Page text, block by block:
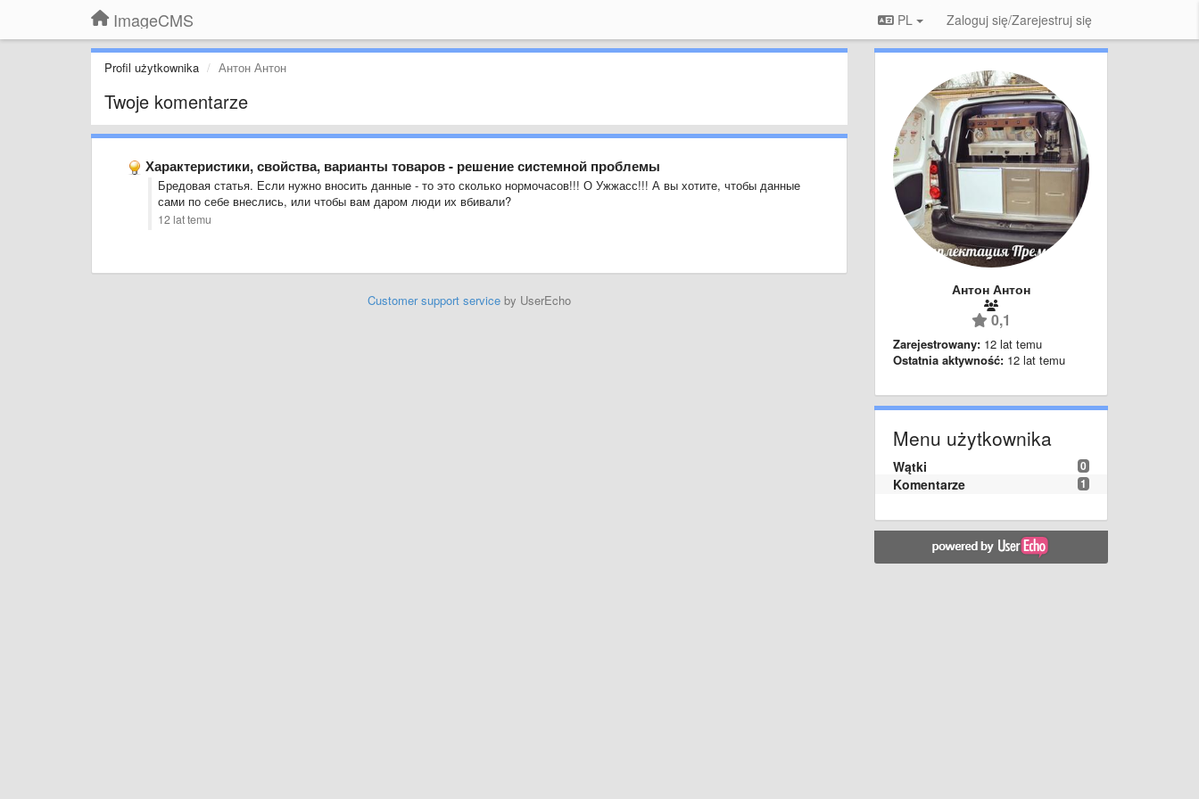
ImageCMS PL Zaloguj się/Zarejestruj się
Profil użytkownika Антон Антон
Twoje komentarze
Характеристики, свойства, варианты товаров - решение системной проблемы
Бредовая статья. Если нужно вносить данные - то это сколько нормочасов!!! О Ужжасс!!! А вы хотите, чтобы данные
сами по себе внеслись, или чтобы вам даром люди их вбивали?
12 lat temu
Customer support serviceby UserEcho
Антон Антон
0,1
Zarejestrowany: 12 lat temu
Ostatnia aktywność: 12 lat temu
Menu użytkownika
0
Wątki
1
Komentarze